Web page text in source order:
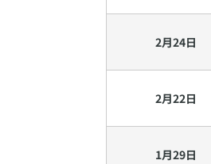
2月24日
2月22日
1月29日